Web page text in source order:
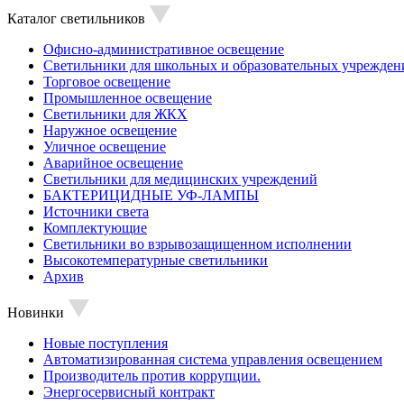
Каталог светильников
Офисно-административное освещение
Светильники для школьных и образовательных
Торговое освещение
Промышленное освещение
Светильники для ЖКХ
Наружное освещение
Уличное освещение
Аварийное освещение
Светильники для медицинских учреждений
БАКТЕРИЦИДНЫЕ УФ-ЛАМПЫ
Источники света
Комплектующие
Светильники во взрывозащищенном исполнении
Высокотемпературные светильники
Архив
Новинки
Новые поступления
Автоматизированная система управления освещением
Производитель против коррупции.
Энергосервисный контракт